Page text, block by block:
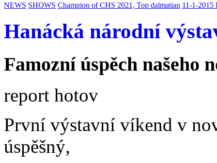
NEWS SHOWS Champion of CHS 2021, Top dalmatian 11-1-2015
Hanácká národní
Famozní úspěch našeho
report hotov
První výstavní víkend v
úspěšný,